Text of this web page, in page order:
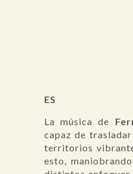
ES
La música de
capaz de
territorios
esto,